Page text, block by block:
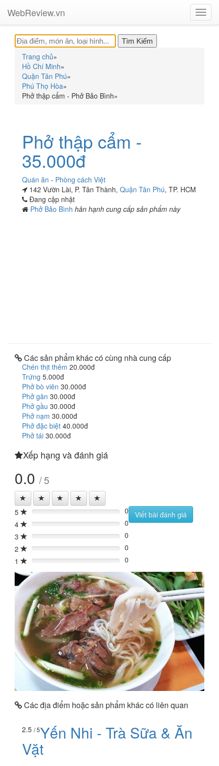
WebReview.vn
Trang chủ»
Hồ Chí Minh»
Quận Tân Phú»
Phú Thọ Hòa»
Phở thập cẩm - Phở Bảo Bình»
Phở thập cẩm -
35.000đ
Quán ăn - Phòng cách Việt
142 Vườn Lài, P. Tân Thành, Quận Tân Phú, TP. HCM
Đang cập nhật
Phở Bảo Bình hân hạnh cung cấp sản phẩm này
Các sản phẩm khác có cùng nhà cung cấp
Chén thịt thêm 20.000đ
Trứng 5.000đ
Phở bò viên 30.000đ
Phở gân 30.000đ
Phở gầu 30.000đ
Phở nạm 30.000đ
Phở đặc biệt 40.000đ
Phở tái 30.000đ
Xếp hạng và đánh giá
0.0 / 5
5 0%
0
4
0%
0
3
0%
0
2
0%
0
1
0% 0
Viết bài đánh giá
Các địa điểm hoặc sản phẩm khác có liên quan
2.5 / 5Yến Nhi - Trà Sữa & Ăn
Vặt